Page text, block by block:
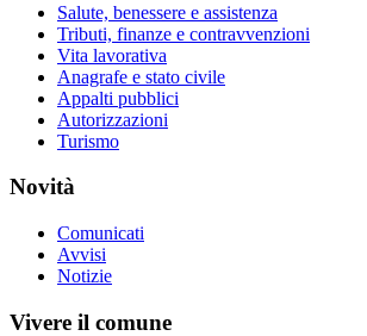
Salute, benessere e assistenza
Tributi, finanze e contravvenzioni
Vita lavorativa
Anagrafe e stato civile
Appalti pubblici
Autorizzazioni
Turismo
Novità
Comunicati
Avvisi
Notizie
Vivere il comune